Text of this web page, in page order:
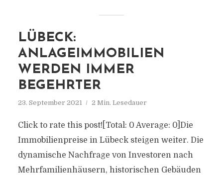
LÜBECK:
ANLAGEIMMOBILIEN
WERDEN IMMER
BEGEHRTER
23. September 2021 2 Min. Lesedauer
Click to rate this post![Total: 0 Average: 0]Die
Immobilienpreise in Lübeck steigen weiter. Die
dynamische Nachfrage von Investoren nach
Mehrfamilienhäusern, historischen Gebäuden